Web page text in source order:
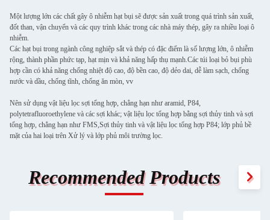
Một lượng lớn các chất gây ô nhiễm hạt bụi sẽ được sản xuất trong quá trình sản xuất,
đốt than, vận chuyển và các quy trình khác trong các nhà máy thép, gây ra nhiều loại ô
nhiễm.
Các hạt bụi trong ngành công nghiệp sắt và thép có đặc điểm là số lượng lớn, ô nhiễm
rộng, thành phần phức tạp, hạt mịn và khả năng hấp thụ mạnh.Các túi loại bỏ bụi phù
hợp cần có khả năng chống nhiệt độ cao, độ bền cao, độ dẻo dai, dễ làm sạch, chống
nước và dầu, chống tĩnh, chống ăn mòn, vv
Nên sử dụng vật liệu lọc sợi tổng hợp, chẳng hạn như aramid, P84,
polytetrafluoroethylene và các sợi khác; vật liệu lọc tổng hợp bằng sợi thủy tinh và sợi
tổng hợp, chẳng hạn như FMS,Sợi thủy tinh và vật liệu lọc tổng hợp P84; lớp phủ bề
mặt của hai loại trên Xử lý và lớp phủ môi trường lọc.
Recommended Products